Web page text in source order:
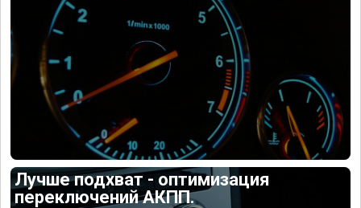
Лучше подхват - оптимизация
переключений АКПП.